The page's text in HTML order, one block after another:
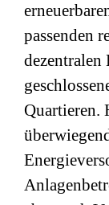
passenden
dezentralen
Quartieren.